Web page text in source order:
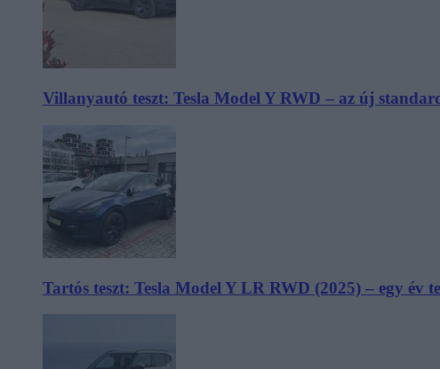
Villanyautó teszt: Tesla Model Y RWD – az új
Tartós teszt: Tesla Model Y LR RWD (2025) – egy év